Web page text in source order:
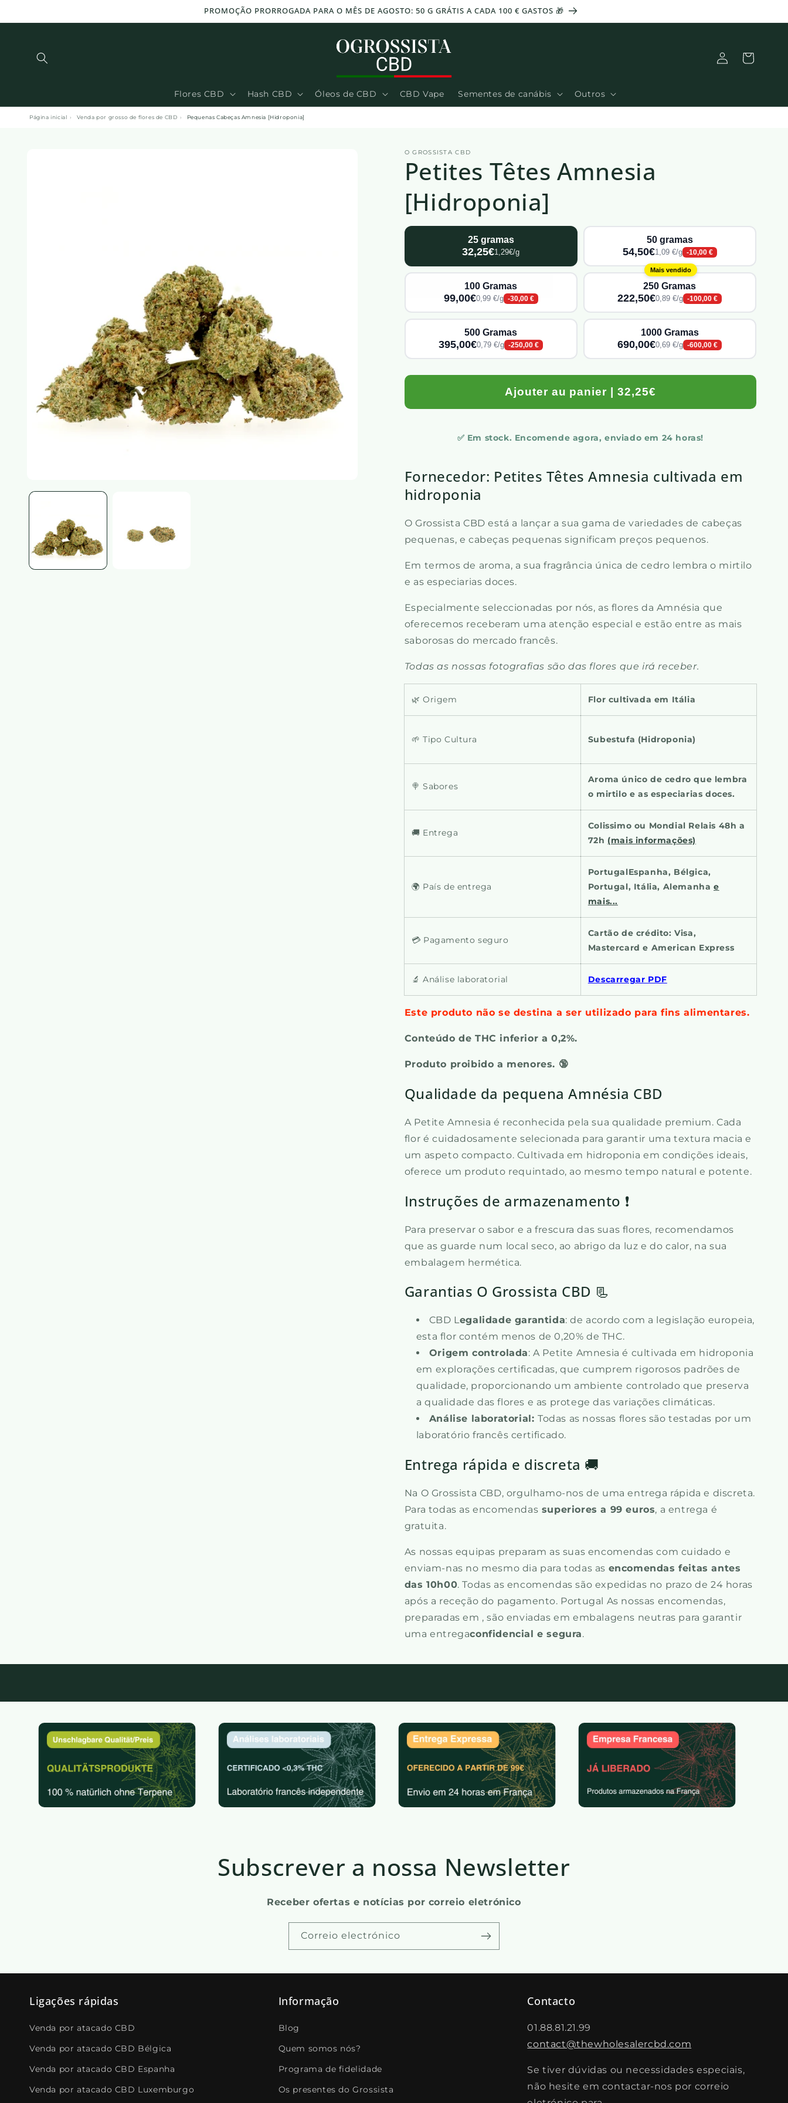
conteúdo
Flores CBD Hash CBD Óleos de CBD CBD Vape Sementes de canábis Outros
Ligação Cesto
Página inicial › Venda por grosso de flores de CBD › Pequenas Cabeças Amnesia [Hidroponia]
O GROSSISTA CBD
Petites Têtes Amnesia
[Hidroponia]
25 gramas
32,25€1,29€/g
50 gramas
54,50€1,09 €/g -10,00 €
100 Gramas
99,00€0,99 €/g -30,00 €
Mais vendido
250 Gramas
222,50€0,89 €/g -100,00 €
500 Gramas
395,00€0,79 €/g -250,00 €
1000 Gramas
690,00€0,69 €/g -600,00 €
Ajouter au panier | 32,25€
✅ Em stock. Encomende agora, enviado em 24 horas!
Fornecedor: Petites Têtes Amnesia cultivada em
hidroponia
O Grossista CBD está a lançar a sua gama de variedades de cabeças
pequenas, e cabeças pequenas significam preços pequenos.
Em termos de aroma, a sua fragrância única de cedro lembra o mirtilo
e as especiarias doces.
Especialmente seleccionadas por nós, as flores da Amnésia que
oferecemos receberam uma atenção especial e estão entre as mais
saborosas do mercado francês.
Todas as nossas fotografias são das flores que irá receber.
🌿 Origem Flor cultivada em Itália
🌱 Tipo Cultura Subestufa (Hidroponia)
🍭 Sabores
Aroma único de cedro que lembra
o mirtilo e as especiarias doces.
🚚 Entrega
Colissimo ou Mondial Relais 48h a
72h (mais informações)
🌍 País de entrega
PortugalEspanha, Bélgica,
Portugal, Itália, Alemanha e
mais...
💳 Pagamento seguro
Cartão de crédito: Visa,
Mastercard e American Express
🔬 Análise laboratorial Descarregar PDF
Este produto não se destina a ser utilizado para fins alimentares.
Conteúdo de THC inferior a 0,2%.
Produto proibido a menores. 🔞
Qualidade da pequena Amnésia CBD
A Petite Amnesia é reconhecida pela sua qualidade premium. Cada
flor é cuidadosamente selecionada para garantir uma textura macia e
um aspeto compacto. Cultivada em hidroponia em condições ideais,
oferece um produto requintado, ao mesmo tempo natural e potente.
Instruções de armazenamento ❗
Para preservar o sabor e a frescura das suas flores, recomendamos
que as guarde num local seco, ao abrigo da luz e do calor, na sua
embalagem hermética.
Garantias O Grossista CBD 📃
CBD Legalidade garantida: de acordo com a legislação europeia,
esta flor contém menos de 0,20% de THC.
Origem controlada: A Petite Amnesia é cultivada em hidroponia
em explorações certificadas, que cumprem rigorosos padrões de
qualidade, proporcionando um ambiente controlado que preserva
a qualidade das flores e as protege das variações climáticas.
Análise laboratorial: Todas as nossas flores são testadas por um
laboratório francês certificado.
Entrega rápida e discreta 🚚
Na O Grossista CBD, orgulhamo-nos de uma entrega rápida e discreta.
Para todas as encomendas superiores a 99 euros, a entrega é
gratuita.
As nossas equipas preparam as suas encomendas com cuidado e
enviam-nas no mesmo dia para todas as encomendas feitas antes
das 10h00. Todas as encomendas são expedidas no prazo de 24 horas
após a receção do pagamento. Portugal As nossas encomendas,
preparadas em , são enviadas em embalagens neutras para garantir
uma entregaconfidencial e segura.
Subscrever a nossa Newsletter
Receber ofertas e notícias por correio eletrónico
Correio electrónico
Ligações rápidas
Venda por atacado CBD
Venda por atacado CBD Bélgica
Venda por atacado CBD Espanha
Venda por atacado CBD Luxemburgo
Informação
Blog
Quem somos nós?
Programa de fidelidade
Os presentes do Grossista
Contacto
01.88.81.21.99
contact@thewholesalercbd.com
Se tiver dúvidas ou necessidades especiais,
não hesite em contactar-nos por correio